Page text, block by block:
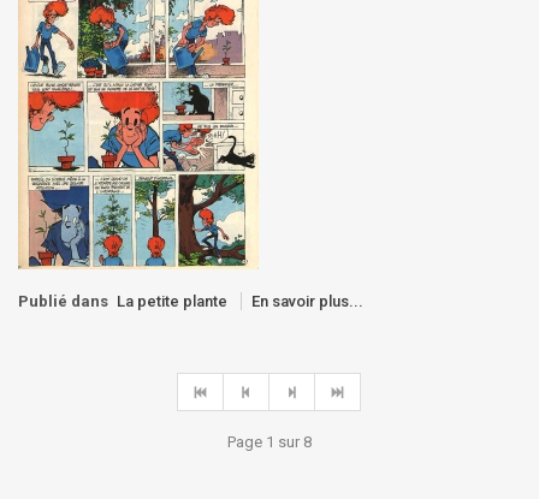
Publié dans La petite plante En savoir plus...
Page 1 sur 8